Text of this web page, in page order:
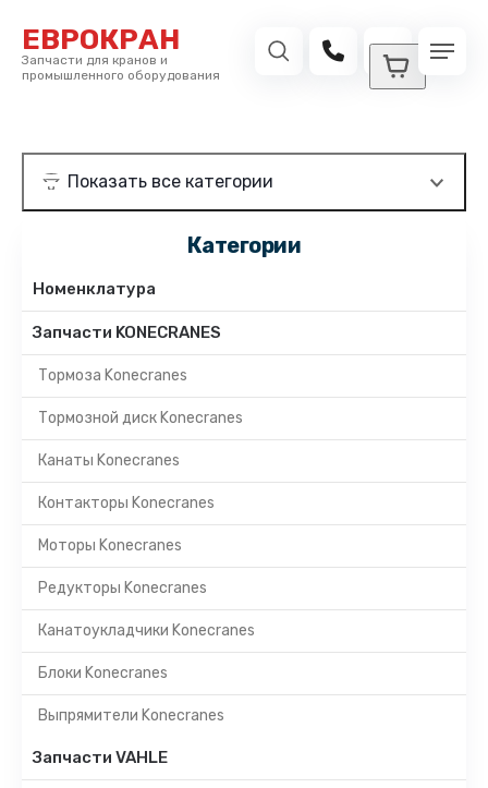
ЕВРОКРАН
Запчасти для кранов и
промышленного оборудования
Категории
Номенклатура
Запчасти KONECRANES
Тормоза Konecranes
Тормозной диск Konecranes
Канаты Konecranes
Контакторы Konecranes
Моторы Konecranes
Редукторы Konecranes
Канатоукладчики Konecranes
Блоки Konecranes
Выпрямители Konecranes
Запчасти VAHLE